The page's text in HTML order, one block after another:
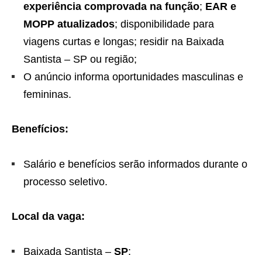
experiência comprovada na função; EAR e
MOPP atualizados; disponibilidade para
viagens curtas e longas; residir na Baixada
Santista – SP ou região;
O anúncio informa oportunidades masculinas e
femininas.
Benefícios:
Salário e benefícios serão informados durante o
processo seletivo.
Local da vaga:
Baixada Santista – SP;